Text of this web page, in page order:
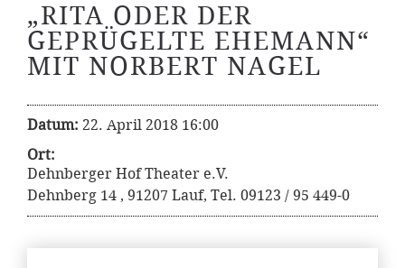
„RITA ODER DER
GEPRÜGELTE EHEMANN“
MIT NORBERT NAGEL
Datum: 22. April 2018 16:00
Ort:
Dehnberger Hof Theater e.V.
Dehnberg 14 , 91207 Lauf, Tel. 09123 / 95 449-0